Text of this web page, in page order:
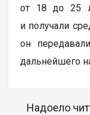
от 18 до 25
и получали
он
дальнейшего
Надоело